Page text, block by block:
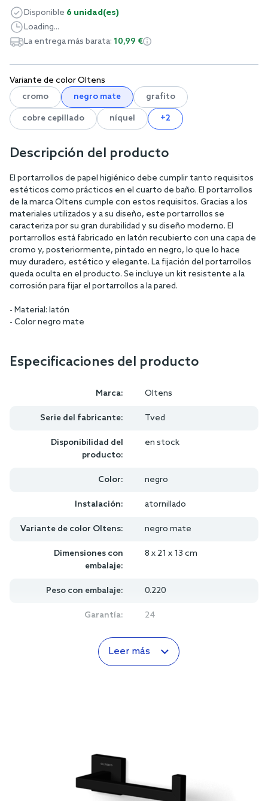
Variante de color Oltens
cromo
negro mate grafito
cobre cepillado níquel +2
Disponible 6 unidad(es)
Loading...
La entrega más barata: 10,99 €
Descripción del producto
El portarrollos de papel higiénico debe cumplir tanto requisitos
estéticos como prácticos en el cuarto de baño. El portarrollos
de la marca Oltens cumple con estos requisitos. Gracias a los
materiales utilizados y a su diseño, este portarrollos se
caracteriza por su gran durabilidad y su diseño moderno. El
portarrollos está fabricado en latón recubierto con una capa de
cromo y, posteriormente, pintado en negro, lo que lo hace
muy duradero, estético y elegante. La fijación del portarrollos
queda oculta en el producto. Se incluye un kit resistente a la
corrosión para fijar el portarrollos a la pared.
- Material: latón
- Color negro mate
Especificaciones del producto
Marca: Oltens
Serie del fabricante: Tved
Disponibilidad del
producto:
en stock
Color: negro
Instalación: atornillado
Variante de color Oltens: negro mate
Dimensiones con
embalaje:
8 x 21 x 13 cm
Peso con embalaje: 0.220
Garantía: 24
Leer más